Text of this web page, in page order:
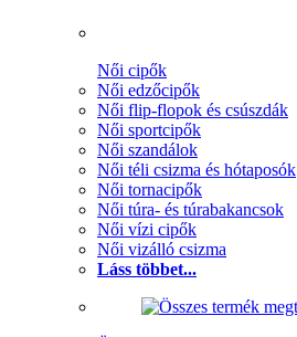
Női cipők
Női edzőcipők
Női flip-flopok és csúszdák
Női sportcipők
Női szandálok
Női téli csizma és hótaposók
Női tornacipők
Női túra- és túrabakancsok
Női vízi cipők
Női vizálló csizma
Láss többet...